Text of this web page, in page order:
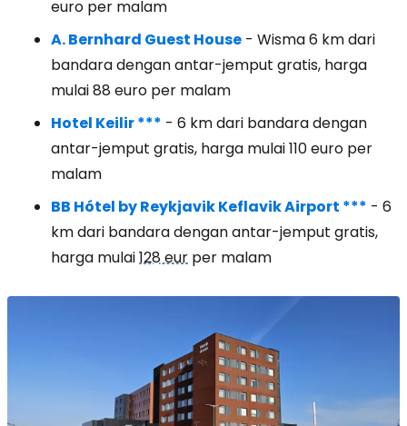
euro per malam
A. Bernhard Guest House - Wisma 6 km dari
bandara dengan antar-jemput gratis, harga
mulai 88 euro per malam
Hotel Keilir *** - 6 km dari bandara dengan
antar-jemput gratis, harga mulai 110 euro per
malam
BB Hótel by Reykjavik Keflavik Airport *** - 6
km dari bandara dengan antar-jemput gratis,
harga mulai128 eur per malam